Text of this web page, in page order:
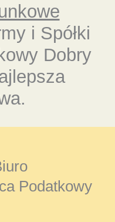
i Spółki
Dobry
Podatkowy